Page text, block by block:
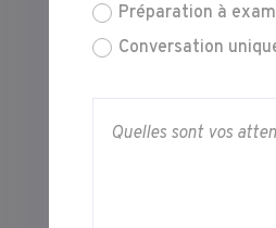
Préparation à
Conversation